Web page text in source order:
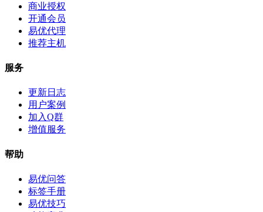
商业授权
开通会员
易优代理
推荐主机
服务
更新日志
用户案例
加入Q群
增值服务
帮助
易优问答
标签手册
易优技巧